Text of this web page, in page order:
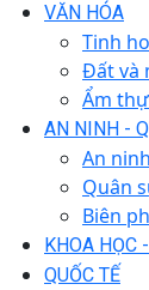
VĂN HÓA
Tinh
Đất và
Ẩm
AN NINH -
An ninh
Quân
Biên
KHOA HỌC
QUỐC TẾ